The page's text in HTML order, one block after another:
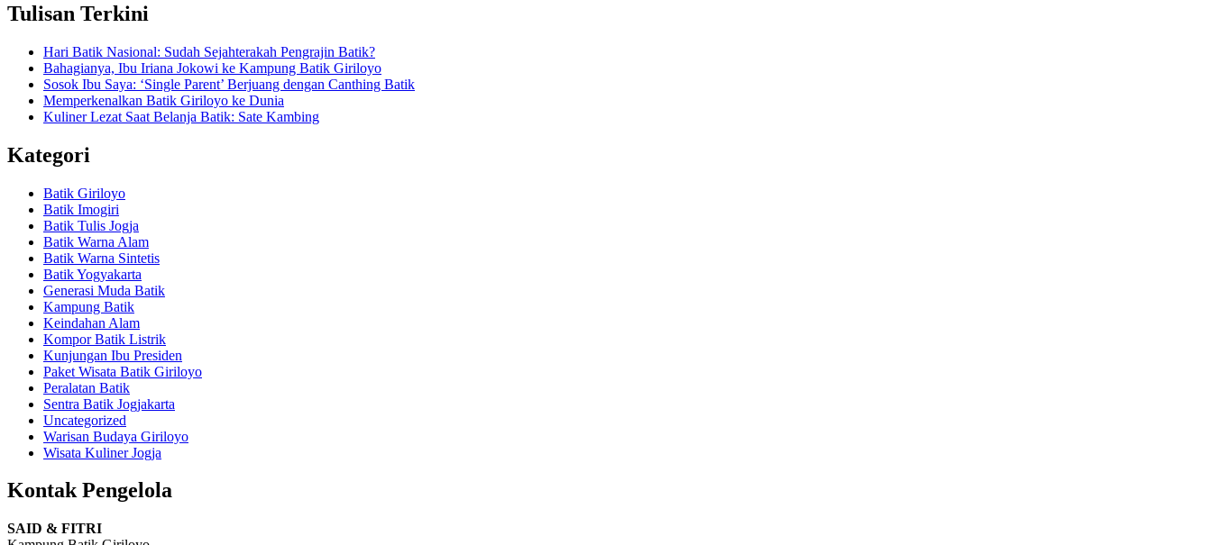
Tulisan Terkini
Hari Batik Nasional: Sudah Sejahterakah Pengrajin Batik?
Bahagianya, Ibu Iriana Jokowi ke Kampung Batik Giriloyo
Sosok Ibu Saya: ‘Single Parent’ Berjuang dengan Canthing Batik
Memperkenalkan Batik Giriloyo ke Dunia
Kuliner Lezat Saat Belanja Batik: Sate Kambing
Kategori
Batik Giriloyo
Batik Imogiri
Batik Tulis Jogja
Batik Warna Alam
Batik Warna Sintetis
Batik Yogyakarta
Generasi Muda Batik
Kampung Batik
Keindahan Alam
Kompor Batik Listrik
Kunjungan Ibu Presiden
Paket Wisata Batik Giriloyo
Peralatan Batik
Sentra Batik Jogjakarta
Uncategorized
Warisan Budaya Giriloyo
Wisata Kuliner Jogja
Kontak Pengelola
SAID & FITRI